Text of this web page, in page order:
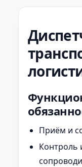
Приём и
Контроль